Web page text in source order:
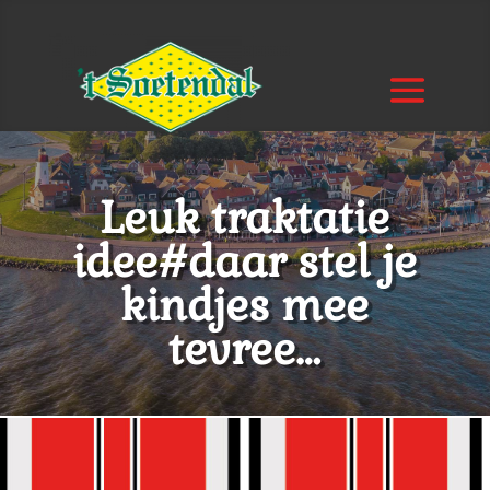
Leuk traktatie
idee#daar stel je
kindjes mee
tevree…